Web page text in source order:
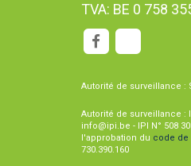
TVA: BE 0 758
Autorité de surveillance :
Autorité de surveillance :
info@ipi.be - IPI N° 508
l'approbation du code de
730.390.160